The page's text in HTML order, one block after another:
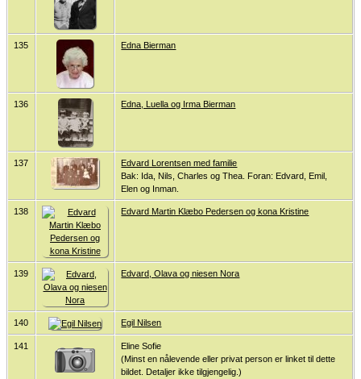
135 Edna Bierman
136 Edna, Luella og Irma Bierman
137
Edvard Lorentsen med familie
Bak: Ida, Nils, Charles og Thea. Foran: Edvard, Emil,
Elen og Inman.
138 Edvard Martin Klæbo Pedersen og kona Kristine
139 Edvard, Olava og niesen Nora
140 Egil Nilsen
141
Eline Sofie
(Minst en nålevende eller privat person er linket til dette
bildet. Detaljer ikke tilgjengelig.)